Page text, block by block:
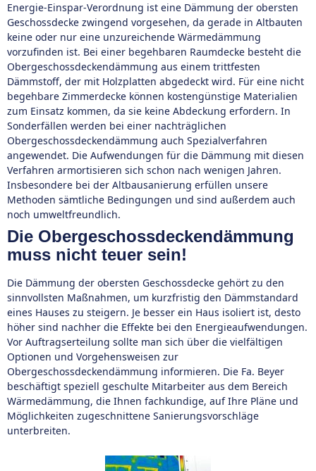
Energie-Einspar-Verordnung ist eine Dämmung der obersten
Geschossdecke zwingend vorgesehen, da gerade in Altbauten
keine oder nur eine unzureichende Wärmedämmung
vorzufinden ist. Bei einer begehbaren Raumdecke besteht die
Obergeschossdeckendämmung aus einem trittfesten
Dämmstoff, der mit Holzplatten abgedeckt wird. Für eine nicht
begehbare Zimmerdecke können kostengünstige Materialien
zum Einsatz kommen, da sie keine Abdeckung erfordern. In
Sonderfällen werden bei einer nachträglichen
Obergeschossdeckendämmung auch Spezialverfahren
angewendet. Die Aufwendungen für die Dämmung mit diesen
Verfahren armortisieren sich schon nach wenigen Jahren.
Insbesondere bei der Altbausanierung erfüllen unsere
Methoden sämtliche Bedingungen und sind außerdem auch
noch umweltfreundlich.
Die Obergeschossdeckendämmung
muss nicht teuer sein!
Die Dämmung der obersten Geschossdecke gehört zu den
sinnvollsten Maßnahmen, um kurzfristig den Dämmstandard
eines Hauses zu steigern. Je besser ein Haus isoliert ist, desto
höher sind nachher die Effekte bei den Energieaufwendungen.
Vor Auftragserteilung sollte man sich über die vielfältigen
Optionen und Vorgehensweisen zur
Obergeschossdeckendämmung informieren. Die Fa. Beyer
beschäftigt speziell geschulte Mitarbeiter aus dem Bereich
Wärmedämmung, die Ihnen fachkundige, auf Ihre Pläne und
Möglichkeiten zugeschnittene Sanierungsvorschläge
unterbreiten.